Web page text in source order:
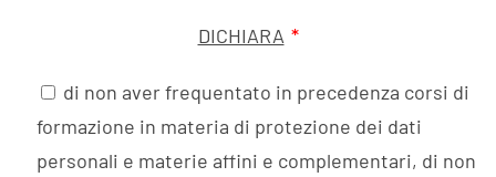
DICHIARA *
di non aver frequentato in precedenza corsi di
formazione in materia di protezione dei dati
personali e materie affini e complementari, di non